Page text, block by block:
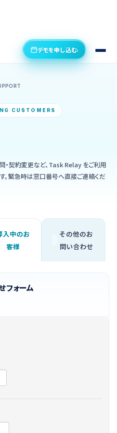
デモを申し込む›
CUSTOMERS
契約変更など、Task Relay をご利用
。緊急時は窓口番号へ直接ご連絡くだ
入中のお
客様
その他のお
問い合わせ
フォーム